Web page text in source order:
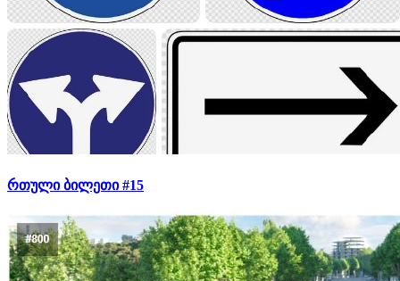
რთული ბილეთი #15